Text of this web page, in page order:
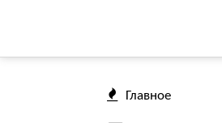
Главное